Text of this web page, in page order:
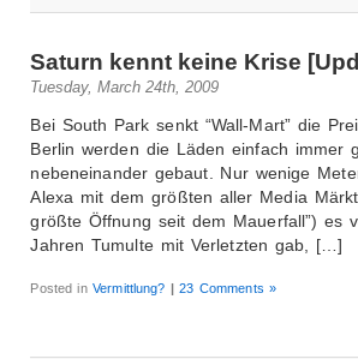
Saturn kennt keine Krise
Tuesday, March 24th, 2009
Bei South Park senkt “Wall-Mart” die
Berlin werden die Läden einfach immer
nebeneinander gebaut. Nur wenige
Alexa mit dem größten aller Media
größte Öffnung seit dem Mauerfall”) es
Jahren Tumulte mit Verletzten gab, […]
Posted inVermittlung? | 23 Comments »